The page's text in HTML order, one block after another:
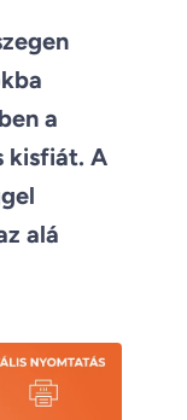
a
kisfiát. A
alá